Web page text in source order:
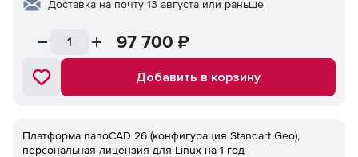
Доставка на почту 13 августа или раньше
97 700 ₽
Добавить в корзину
Платформа nanoCAD 26 (конфигурация Standart Geo),
персональная лицензия для Linux на 1 год